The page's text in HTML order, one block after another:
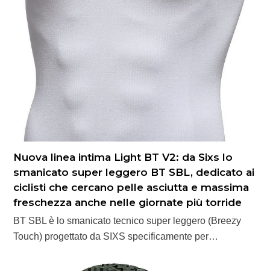
Nuova linea intima Light BT V2: da Sixs lo
smanicato super leggero BT SBL, dedicato ai
ciclisti che cercano pelle asciutta e massima
freschezza anche nelle giornate più torride
BT SBL è lo smanicato tecnico super leggero (Breezy
Touch) progettato da SIXS specificamente per…